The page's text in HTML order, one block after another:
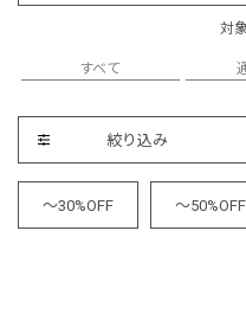
対
すべて
絞り込み
～30%OFF ～50%OFF